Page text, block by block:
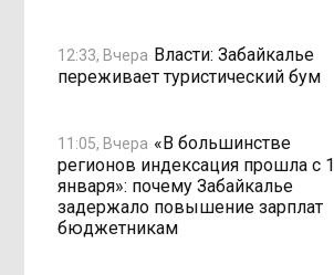
12:33, Вчера Власти: Забайкалье
переживает туристический бум
11:05, Вчера «В большинстве
регионов индексация прошла с 1
января»: почему Забайкалье
задержало повышение зарплат
бюджетникам